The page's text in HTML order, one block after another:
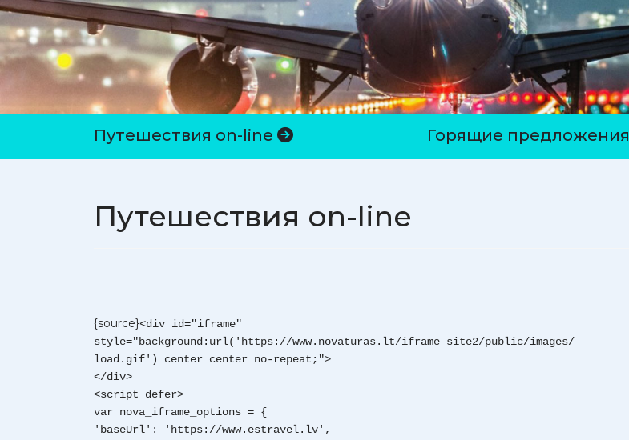
Путешествия on-line Горящие предложения
Путешествия on-line
{source}<div id="iframe"
style="background:url('https://www.novaturas.lt/iframe_site2/public/images/
load.gif') center center no-repeat;">
</div>
<script defer>
var nova_iframe_options = {
'baseUrl': 'https://www.estravel.lv',